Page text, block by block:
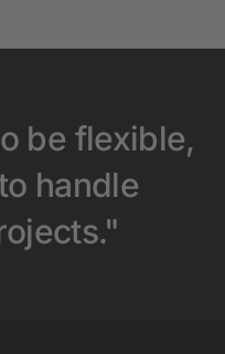
be flexible,
handle